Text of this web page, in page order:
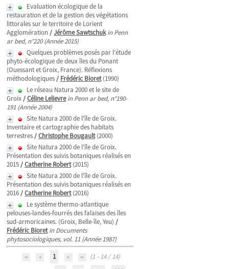
Evaluation écologique de la
restauration et de la gestion des végétations
littorales sur le territoire de Lorient
Agglomération /Jérôme Sawtschuk in Penn
ar bed, n°220 (Année 2015)
Quelques problèmes posés par l'étude
phyto-écologique de deux îles du Ponant
(Ouessant et Groix, France). Réflexions
méthodologiques/ Frédéric Bioret(1990)
Le réseau Natura 2000 et le site de
Groix/Céline Lelievre in Penn ar bed, n°190-
191 (Année 2004)
Site Natura 2000 de l'île de Groix.
Inventaire et cartographie des habitats
terrestres/Christophe Bougault(2000)
Site Natura 2000 de l'île de Groix.
Présentation des suivis botaniques réalisés en
2015/Catherine Robert(2015)
Site Natura 2000 de l'île de Groix.
Présentation des suivis botaniques réalisés en
2016/Catherine Robert(2016)
Le système thermo-atlantique
pelouses-landes-fourrés des falaises des îles
sud-armoricaines. (Groix, Belle-île, Yeu) /
Frédéric Bioret in Documents
phytosociologiques, vol. 11 (Année 1987)
1
(1 - 14 / 14)